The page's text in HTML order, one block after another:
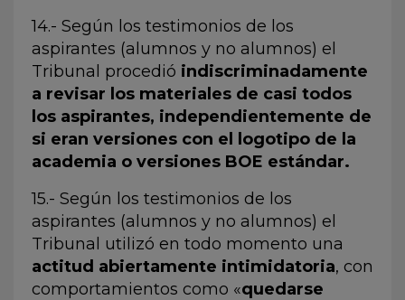
14.- Según los testimonios de los
aspirantes (alumnos y no alumnos) el
Tribunal procedió indiscriminadamente
a revisar los materiales de casi todos
los aspirantes, independientemente de
si eran versiones con el logotipo de la
academia o versiones BOE estándar.
15.- Según los testimonios de los
aspirantes (alumnos y no alumnos) el
Tribunal utilizó en todo momento una
actitud abiertamente intimidatoria, con
comportamientos como «quedarse